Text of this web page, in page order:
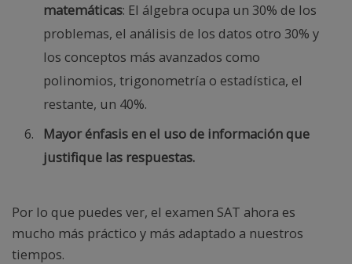
matemáticas: El álgebra ocupa un 30% de los
problemas, el análisis de los datos otro 30% y
los conceptos más avanzados como
polinomios, trigonometría o estadística, el
restante, un 40%.
Mayor énfasis en el uso de información que
justifique las respuestas.
Por lo que puedes ver, el examen SAT ahora es
mucho más práctico y más adaptado a nuestros
tiempos.